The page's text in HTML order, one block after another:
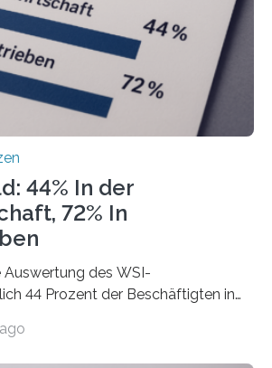
– die Anzahl
Gründungen je…
44% In der
72% In
des WSI-
44 Prozent der Beschäftigten in
ist der Anteil mit 72 Prozent